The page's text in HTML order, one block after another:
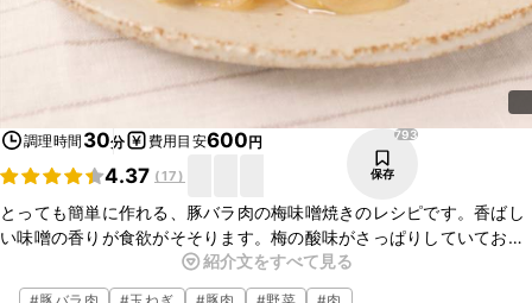
調理時間 30分 費用目安600円
4.37 (17)
793
保存
とっても簡単に作れる、豚バラ肉の梅味噌焼きのレシピです。香ばし
い味噌の香りが食欲がそそります。梅の酸味がさっぱりしていておい
しいです。どんぶりにしても美味しく食べられますよ。是非一度作っ
てみてくださいね。
紹介文をすべて見る